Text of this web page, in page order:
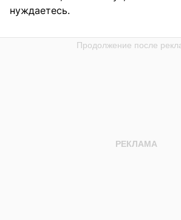
нуждаетесь.